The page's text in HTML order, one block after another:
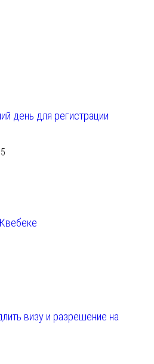
день для регистрации
визу и разрешение на